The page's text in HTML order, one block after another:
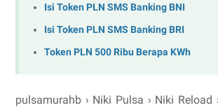
Isi Token PLN SMS Banking BNI
Isi Token PLN SMS Banking BRI
Token PLN 500 Ribu Berapa KWh
pulsamurahb › Niki Pulsa › Niki Reload